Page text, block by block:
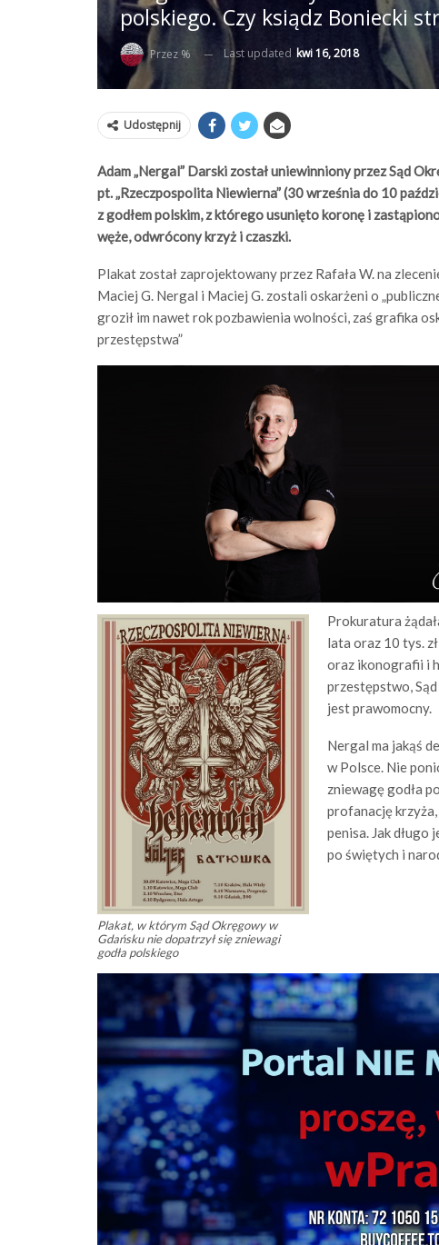
polskiego. Czy ksiądz Boniecki
Przez % Last updated kwi 16, 2018
Udostępnij
Adam „Nergal” Darski został uniewinniony przez Sąd
pt. „Rzeczpospolita Niewierna” (30 września do 10
z godłem polskim, z którego usunięto koronę i
węże, odwrócony krzyż i czaszki.
Plakat został zaprojektowany przez Rafała W. na
Maciej G. Nergal i Maciej G. zostali oskarżeni o
groził im nawet rok pozbawienia wolności, zaś grafika
przestępstwa”
Plakat, w którym Sąd Okręgowy w
Gdańsku nie dopatrzył się zniewagi
godła polskiego
Prokuratura
lata oraz 10 tys.
oraz ikonografii i
przestępstwo,
jest prawomocny.
Nergal ma jakąś
w Polsce. Nie
zniewagę godła
profanację
penisa. Jak
po świętych i